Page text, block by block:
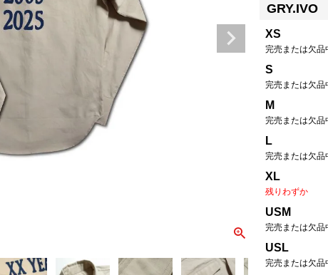
GRY.IVO
XS
完売または欠品
S
完売または欠品
M
完売または欠品
L
完売または欠品
XL
残りわずか
USM
完売または欠品
USL
完売または欠品